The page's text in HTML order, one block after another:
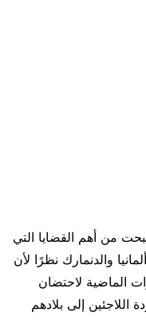
من أهم القضايا التي
والدنمارك نظرًا لأن
الماضية لاحتضان
اللاجئين إلى بلادهم